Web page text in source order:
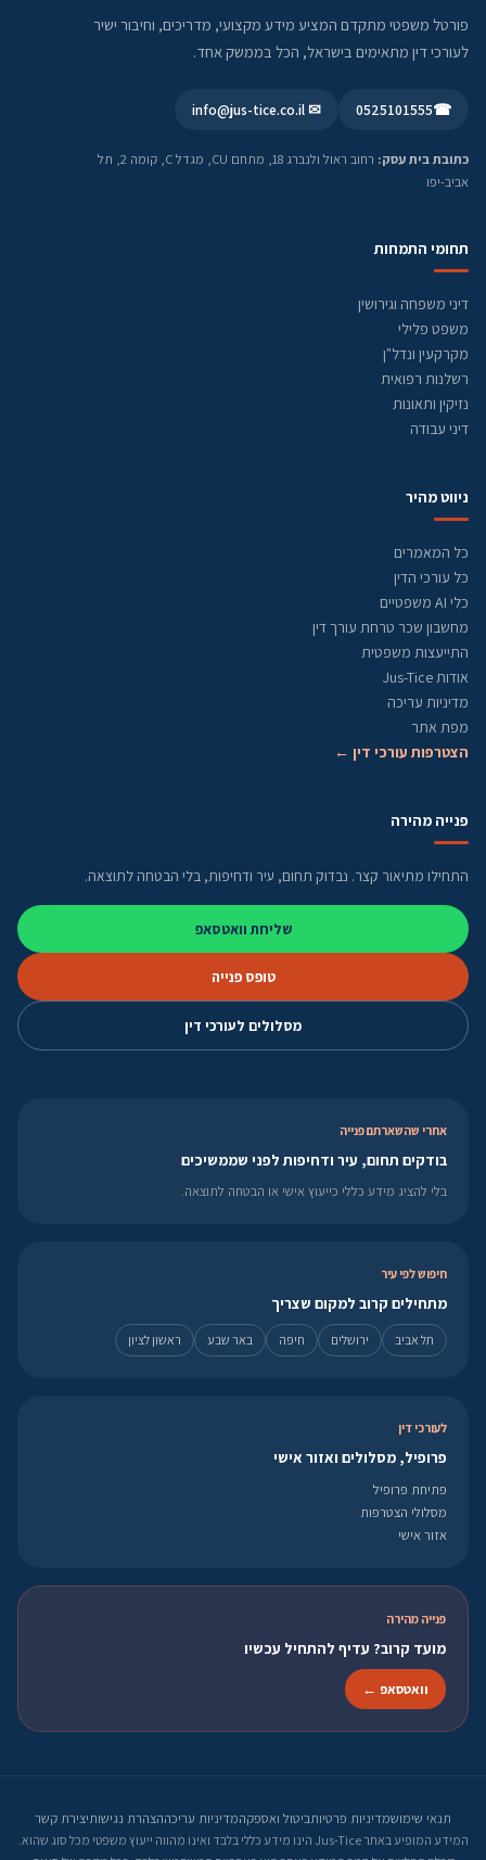
פורטל משפטי מתקדם המציע מידע מקצועי, מדריכים, וחיבור ישיר
לעורכי דין מתאימים בישראל, הכל בממשק אחד.
☎
0525101555
✉ info@jus-tice.co.il
כתובת בית עסק:
רחוב ראול ולנברג 18, מתחם CU, מגדל C, קומה 2, תל
אביב-יפו
תחומי התמחות
דיני משפחה וגירושין
משפט פלילי
מקרקעין ונדל"ן
רשלנות רפואית
נזיקין ותאונות
דיני עבודה
ניווט מהיר
כל המאמרים
כל עורכי הדין
כלי AI משפטיים
מחשבון שכר טרחת עורך דין
התייעצות משפטית
אודות Jus-Tice
מדיניות עריכה
מפת אתר
הצטרפות עורכי דין ←
פנייה מהירה
התחילו מתיאור קצר. נבדוק תחום, עיר ודחיפות, בלי הבטחה לתוצאה.
שליחת וואטסאפ
טופס פנייה
מסלולים לעורכי דין
אחרי שהשארתם פנייה
בודקים תחום, עיר ודחיפות לפני שממשיכים
בלי להציג מידע כללי כייעוץ אישי או הבטחה לתוצאה.
חיפוש לפי עיר
מתחילים קרוב למקום שצריך
תל אביב ירושלים חיפה באר שבע ראשון לציון
לעורכי דין
פרופיל, מסלולים ואזור אישי
פתיחת פרופיל
מסלולי הצטרפות
אזור אישי
פנייה מהירה
מועד קרוב? עדיף להתחיל עכשיו
וואטסאפ ←
תנאי שימושמדיניות פרטיותביטול ואספקהמדיניות עריכההצהרת נגישותיצירת קשר
המידע המופיע באתר Jus-Tice הינו מידע כללי בלבד ואינו מהווה ייעוץ משפטי מכל סוג שהוא.